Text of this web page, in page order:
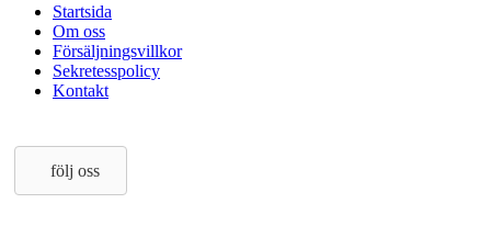
Startsida
Om oss
Försäljningsvillkor
Sekretesspolicy
Kontakt
följ oss